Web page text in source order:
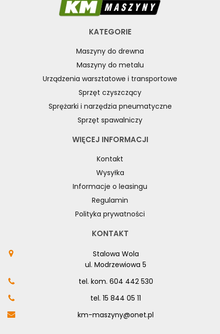
KATEGORIE
Maszyny do drewna
Maszyny do metalu
Urządzenia warsztatowe i transportowe
Sprzęt czyszczący
Sprężarki i narzędzia pneumatyczne
Sprzęt spawalniczy
WIĘCEJ INFORMACJI
Kontakt
Wysyłka
Informacje o leasingu
Regulamin
Polityka prywatności
KONTAKT
Stalowa Wola
ul. Modrzewiowa 5
tel. kom. 604 442 530
tel. 15 844 05 11
km-maszyny@onet.pl